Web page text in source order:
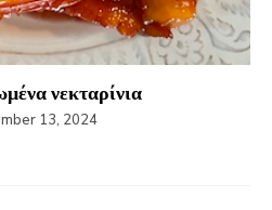
νεκταρίνια
13, 2024